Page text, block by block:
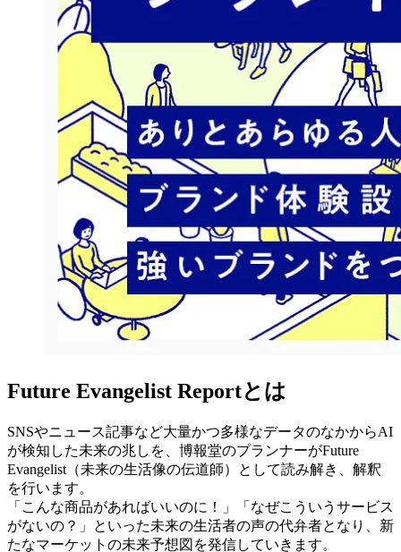
Future Evangelist Reportとは
SNSやニュース記事など大量かつ多様なデータのなかからAI
が検知した未来の兆しを、博報堂のプランナーがFuture
Evangelist（未来の生活像の伝道師）として読み解き、解釈
を行います。
「こんな商品があればいいのに！」「なぜこういうサービス
がないの？」といった未来の生活者の声の代弁者となり、新
たなマーケットの未来予想図を発信していきます。